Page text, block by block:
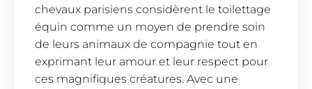
chevaux parisiens considèrent le toilettage
équin comme un moyen de prendre soin
de leurs animaux de compagnie tout en
exprimant leur amour et leur respect pour
ces magnifiques créatures. Avec une